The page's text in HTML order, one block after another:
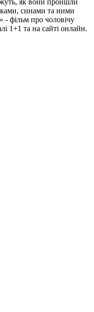
синами та ними
- фільм про чоловічу
1+1 та на сайті онлайн.